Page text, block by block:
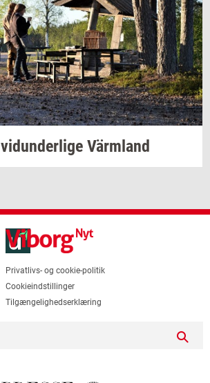
vi­dun­der­li­ge Värmland
Privatlivs- og cookie-politik
Cookieindstillinger
Tilgængelighedserklæring